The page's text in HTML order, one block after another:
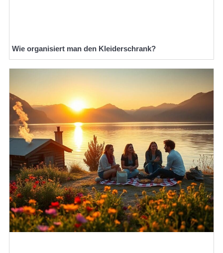
Wie organisiert man den Kleiderschrank?